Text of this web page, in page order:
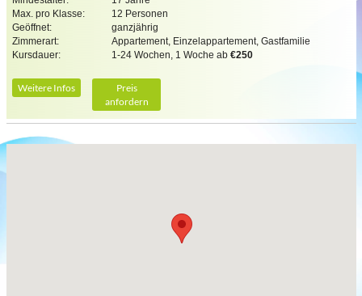
Max. pro Klasse:
12 Personen
Geöffnet:
ganzjährig
Zimmerart:
Appartement, Einzelappartement, Gastfamilie
Kursdauer:
1-24 Wochen, 1 Woche ab €250
Weitere Infos
Preis
anfordern